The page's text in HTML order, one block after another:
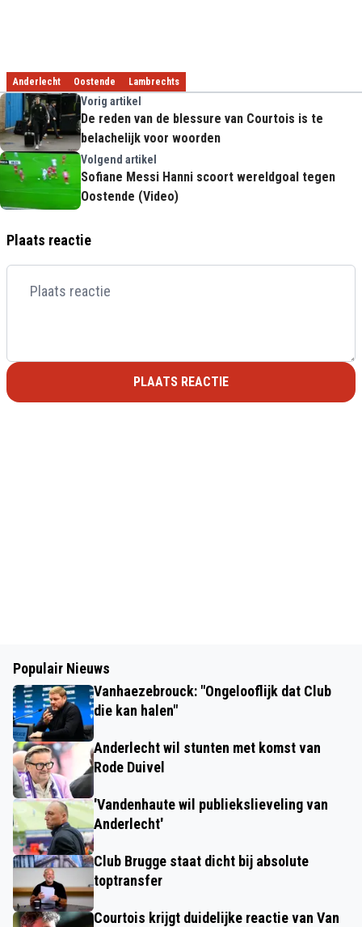
Anderlecht Oostende Lambrechts
Vorig artikel
De reden van de blessure van Courtois is te
belachelijk voor woorden
Volgend artikel
Sofiane Messi Hanni scoort wereldgoal tegen
Oostende (Video)
Plaats reactie
PLAATS REACTIE
Populair Nieuws
Vanhaezebrouck: "Ongelooflijk dat Club
die kan halen"
Anderlecht wil stunten met komst van
Rode Duivel
'Vandenhaute wil publiekslieveling van
Anderlecht'
Club Brugge staat dicht bij absolute
toptransfer
Courtois krijgt duidelijke reactie van Van